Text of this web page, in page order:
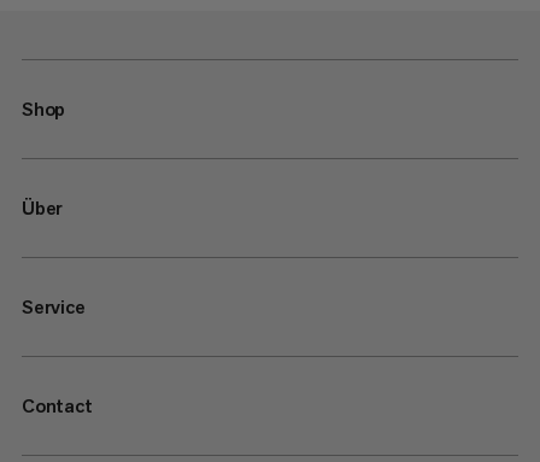
Shop
Über
Service
Contact